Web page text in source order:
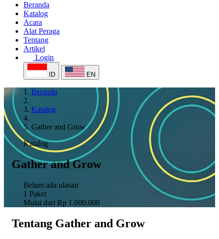
Beranda
Katalog
Acara
Alat Peraga
Tentang
Artikel
Login
ID EN
Beranda
Katalog
Gather and Grow
Katalog
Gather and Grow
Belum ada ulasan
1 Paket
Mulai dari Rp 1.000.000
Tentang Gather and Grow